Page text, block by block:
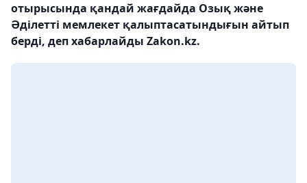
отырысында қандай жағдайда Озық және
Әділетті мемлекет қалыптасатындығын айтып
берді, деп хабарлайды Zakon.kz.